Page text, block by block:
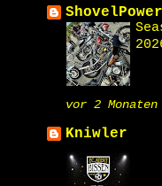
vor 2 Monaten
Kniwler